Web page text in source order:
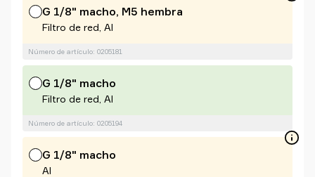
G 1/8" macho, M5 hembra
Filtro de red, Al
Número de artículo: 0205181
G 1/8" macho
Filtro de red, Al
Número de artículo: 0205194
G 1/8" macho
Al